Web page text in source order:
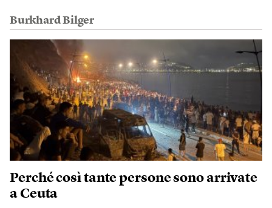
Burkhard Bilger
Perché così tante persone sono arrivate
a Ceuta